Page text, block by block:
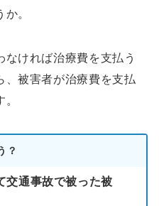
。
ければ治療費を支払う
、被害者が治療費を支払
？
交通事故で被った被